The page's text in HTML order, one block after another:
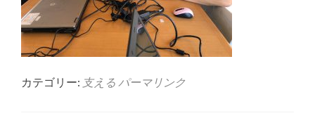
カテゴリー: 支える パーマリンク